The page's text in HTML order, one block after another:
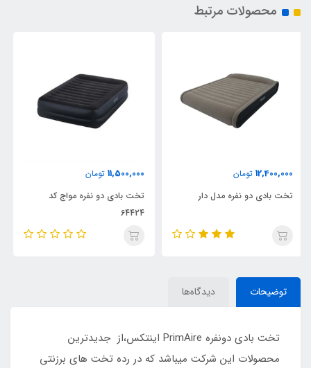
محصولات مرتبط
11,500,000
تخت بادی دو نفره مواج کد
9,600,000
تخت بادی یک نفره مواج کد
توضیحات دیدگاه‌ها
تخت بادی دونفره PrimAire اینتکس،از جدیدترین
محصولات این شرکت میباشد که در رده تخت های برزنتی